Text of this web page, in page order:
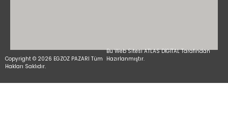
Copyright © 2026 EGZOZ PAZARI Tüm
Hakları Saklıdır.
Bu Web Sitesi ATLAS DİGİTAL Tarafından
Hazırlanmıştır.